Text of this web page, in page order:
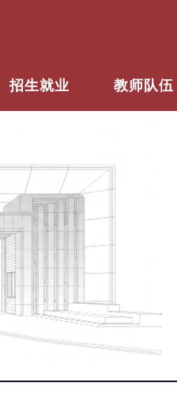
招生就业 教师队伍